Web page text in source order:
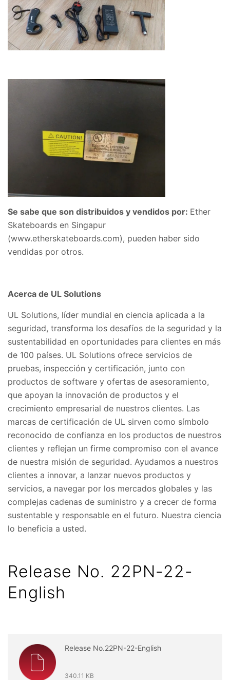
Se sabe que son distribuidos y vendidos por: Ether
Skateboards en Singapur
(www.etherskateboards.com), pueden haber sido
vendidas por otros.
Acerca de UL Solutions
UL Solutions, líder mundial en ciencia aplicada a la
seguridad, transforma los desafíos de la seguridad y la
sustentabilidad en oportunidades para clientes en más
de 100 países. UL Solutions ofrece servicios de
pruebas, inspección y certificación, junto con
productos de software y ofertas de asesoramiento,
que apoyan la innovación de productos y el
crecimiento empresarial de nuestros clientes. Las
marcas de certificación de UL sirven como símbolo
reconocido de confianza en los productos de nuestros
clientes y reflejan un firme compromiso con el avance
de nuestra misión de seguridad. Ayudamos a nuestros
clientes a innovar, a lanzar nuevos productos y
servicios, a navegar por los mercados globales y las
complejas cadenas de suministro y a crecer de forma
sustentable y responsable en el futuro. Nuestra ciencia
lo beneficia a usted.
Release No. 22PN-22-
English
Release No.22PN-22-English
340.11 KB